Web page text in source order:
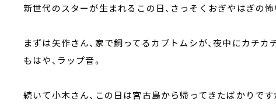
新世代のスターが生まれるこの日、さっそくおぎやはぎの怖
まずは矢作さん、家で飼ってるカブトムシが、夜中にカチカチ
もはや、ラップ音。
続いて小木さん、この日は宮古島から帰ってきたばかりです